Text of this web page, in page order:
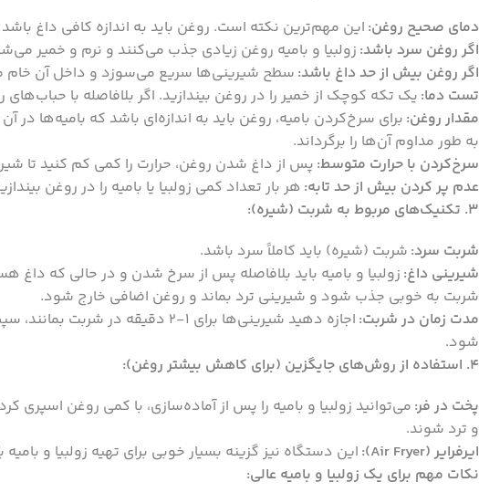
دمای صحیح روغن: این مهم‌ترین نکته است. روغن باید به اندازه کافی داغ باشد (حدود 170-180 درجه
اگر روغن سرد باشد: زولبیا و بامیه روغن زیادی جذب می‌کنند و نرم و خمیر
اگر روغن بیش از حد داغ باشد: سطح شیرینی‌ها سریع می‌سوزد و داخل آن خام
تست دما:یک تکه کوچک از خمیر را در روغن بیندازید. اگر بلافاصله با
مقدار روغن: برای سرخ‌کردن بامیه، روغن باید به اندازه‌ای باشد که بامیه‌ها در
به طور مداوم آن‌ها را برگرداند.
سرخ‌کردن با حرارت متوسط: پس از داغ شدن روغن، حرارت را کمی کم کنید تا
عدم پر کردن بیش از حد تابه: هر بار تعداد کمی زولبیا یا بامیه را در روغن
3. تکنیک‌های مربوط به شربت (شیره):
شربت سرد: شربت (شیره) باید کاملاً سرد باشد.
شیرینی داغ: زولبیا و بامیه باید بلافاصله پس از سرخ شدن و در حالی که
شربت به خوبی جذب شود و شیرینی ترد بماند و روغن اضافی خارج شود.
مدت زمان در شربت:
اجازه دهید شیرینی‌ها برای 1-2
شود.
4. استفاده از روش‌های جایگزین (برای کاهش بیشتر روغن):
پخت در فر:
و ترد شوند.
ایرفرایر (Air Fryer):
این دستگاه نیز گزینه بسیار خوبی برای تهیه زولبیا و
نکات مهم برای یک زولبیا و بامیه عالی: